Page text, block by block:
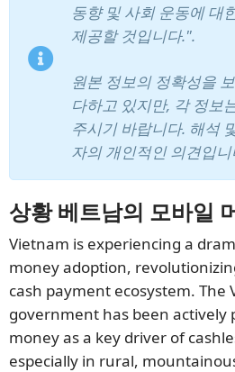
동향 및 사회 운동에 대
제공할 것입니다.".
원본 정보의 정확성을
다하고 있지만, 각 정보
주시기 바랍니다. 해석
자의 개인적인 의견입니
상황베트남의 모바일
Vietnam is experiencing a
money adoption,
cash payment ecosystem. The
government has been actively
money as a key driver of
especially in rural,
뉴스레터 구독